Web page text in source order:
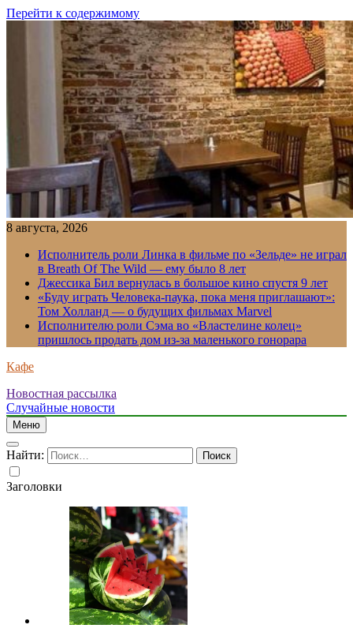
Перейти к содержимому
8 августа, 2026
Исполнитель роли Линка в фильме по «Зельде» не играл
в Breath Of The Wild — ему было 8 лет
Джессика Бил вернулась в большое кино спустя 9 лет
«Буду играть Человека-паука, пока меня приглашают»:
Том Холланд — о будущих фильмах Marvel
Исполнителю роли Сэма во «Властелине колец»
пришлось продать дом из-за маленького гонорара
Кафе
Новостная рассылка
Случайные новости
Меню
Найти:
Заголовки